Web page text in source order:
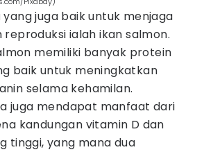
juga baik untuk menjaga
ialah ikan salmon.
memiliki banyak protein
baik untuk meningkatkan
selama kehamilan.
juga mendapat manfaat dari
kandungan vitamin D dan
tinggi, yang mana dua